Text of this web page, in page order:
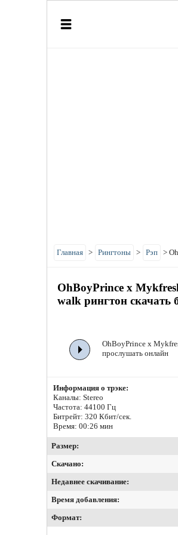
Главная > Рингтоны > Рэп >
OhBoyPrince x
walk рингтон скачать
OhBoyPrince x
прослушать онлайн
Информация о трэке:
Каналы: Stereo
Частота: 44100 Гц
Битрейт: 320 Кбит/сек.
Время: 00:26 мин
Размер:
Скачано:
Недавнее скачивание:
Время добавления:
Формат: